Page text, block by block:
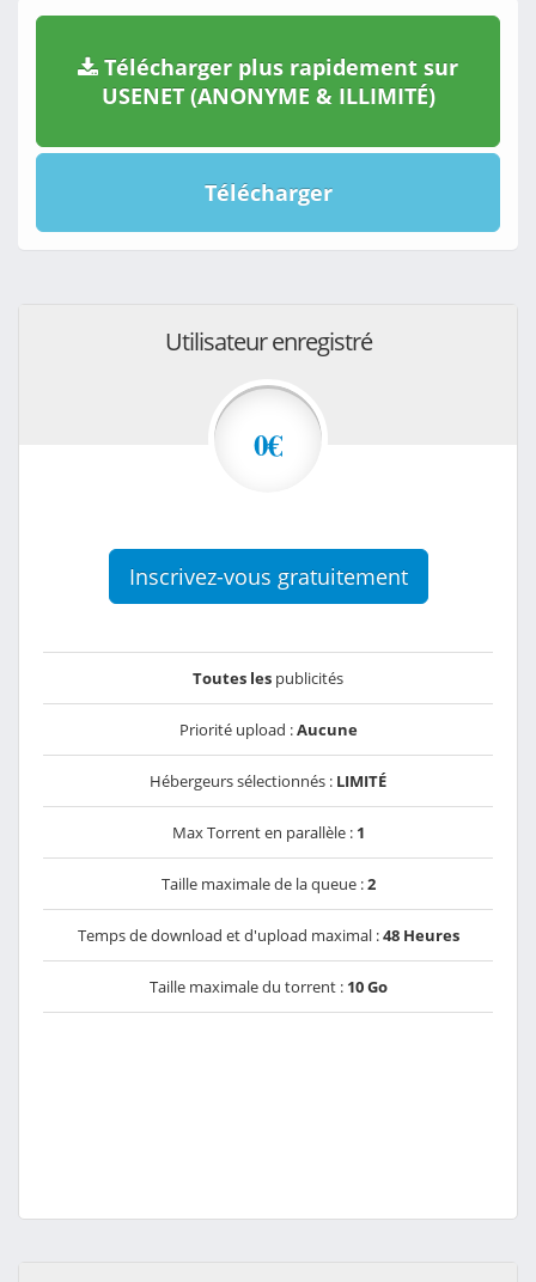
Télécharger plus rapidement sur
USENET (ANONYME & ILLIMITÉ)
Télécharger
Utilisateur enregistré
0€
Inscrivez-vous gratuitement
Toutes les publicités
Priorité upload :Aucune
Hébergeurs sélectionnés : LIMITÉ
Max Torrent en parallèle : 1
Taille maximale de la queue :2
Temps de download et d'upload maximal :48 Heures
Taille maximale du torrent : 10 Go